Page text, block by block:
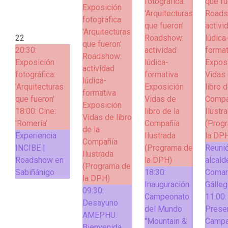
22
20:30:
Exposición
fotográfica:
'Arquitecturas
que fueron'
18:00: Cine:
'Romería'
Experiencia
INCIBE |
Roadshow en
Sabiñánigo
Exposición
fotográfica:
'Arquitecturas
que fueron'
Roadshow:
actividad
lúdica-
formativa
Exposición
Vidas de libro
de la
Compañía
Ilustrada
(Programa de
la DPH)
09:30:
Desayuno
AMEPHU.
'Arquitecturas
que fueron'
Roadshow:
actividad
lúdica-
formativa
Exposición
Vidas de
libro de la
Compañía
Ilustrada
(Programa de
la DPH)
18:30:
Inauguración
Campeonato
del Mundo
"Mountain &
Vidas
libro
la
11:00: